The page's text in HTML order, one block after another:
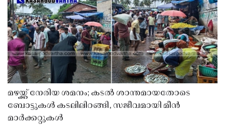
മഴയ്ക്ക് നേരിയ ശമനം; കടൽ ശാന്തമായതോടെ
ബോട്ടുകൾ കടലിലിറങ്ങി, സജീവമായി മീൻ
മാർക്കറ്റുകൾ